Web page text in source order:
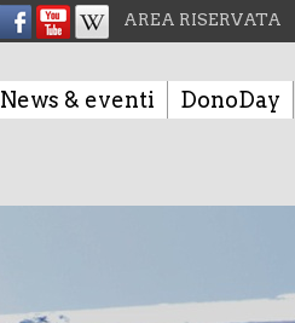
AREA RISERVATA
News & eventi DonoDay